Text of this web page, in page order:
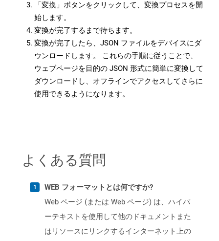
「変換」ボタンをクリックして、変換プロセスを開
始します。
変換が完了するまで待ちます。
変換が完了したら、JSON ファイルをデバイスにダ
ウンロードします。 これらの手順に従うことで、
ウェブページを目的の JSON 形式に簡単に変換して
ダウンロードし、オフラインでアクセスしてさらに
使用できるようになります。
よくある質問
WEB フォーマットとは何ですか?
Web ページ (または Web ページ) は、ハイパ
ーテキストを使用して他のドキュメントまた
はリソースにリンクするインターネット上の